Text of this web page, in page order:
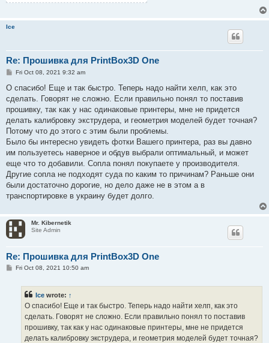
Ice
Re: Прошивка для PrintBox3D One
P
s
Fri Oct 08, 2021 9:32 am
О спасибо! Еще и так быстро. Теперь надо найти хелп, как это
сделать. Говорят не сложно. Если правильно понял то поставив
прошивку, так как у нас одинаковые принтеры, мне не придется
делать калибровку экструдера, и геометрия моделей будет точная?
Потому что до этого с этим были проблемы.
Было бы интересно увидеть фотки Вашего принтера, раз вы давно
им пользуетесь наверное и обдув выбрали оптимальный, и может
еще что то добавили. Сопла понял покупаете у производителя.
Другие сопла не подходят суда по каким то причинам? Раньше они
были достаточно дорогие, но дело даже не в этом а в
транспортировке в украину будет долго.
Mr. Kibernetik
Site Admin
Re: Прошивка для PrintBox3D One
PFri Oct 08, 2021 10:50 am
Ice wrote: ↑
О спасибо! Еще и так быстро. Теперь надо найти хелп, как это
сделать. Говорят не сложно. Если правильно понял то поставив
прошивку, так как у нас одинаковые принтеры, мне не придется
делать калибровку экструдера, и геометрия моделей будет точная?